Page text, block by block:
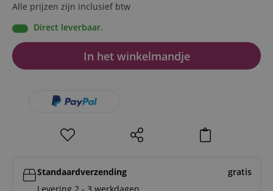
Alle prijzen zijn inclusief btw
Direct leverbaar.
In het winkelmandje
Standaardverzending
gratis